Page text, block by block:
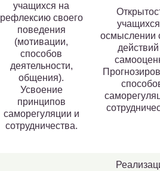
учащихся на
рефлексию своего
поведения
(мотивации,
способов
деятельности,
общения).
Усвоение
принципов
саморегуляции и
сотрудничества.
осмыслении